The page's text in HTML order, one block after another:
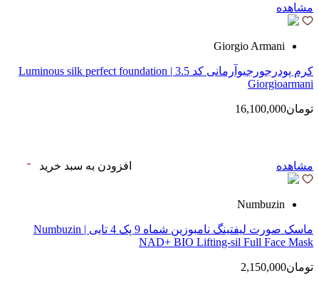
مشاهده
Giorgio Armani
کرم پودرجورجیوآرمانی کد 3.5 | Luminous silk perfect foundation
Giorgioarmani
تومان16,100,000
مشاهده افزودن به سبد خرید
Numbuzin
ماسک صورت لیفتینگ نامبوزین شماه 9 پک 4 تایی | Numbuzin
NAD+ BIO Lifting-sil Full Face Mask
تومان2,150,000